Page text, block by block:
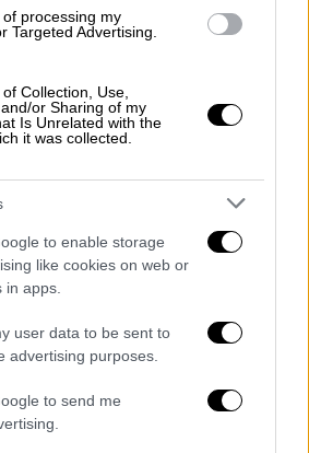
processing my
Targeted Advertising.
Collection, Use,
or Sharing of my
Is Unrelated with the
it was collected.
to enable storage
like cookies on web or
apps.
user data to be sent to
advertising purposes.
to send me
σε κτίρια
οιπεριφερειακές
Ιβάνοφσκε, όπου
έκτασης υλικές
ο περιφερειάρχης
μέσω Telegram δείχνουν
σε κτίρια, σε μια
στρατιωτικά